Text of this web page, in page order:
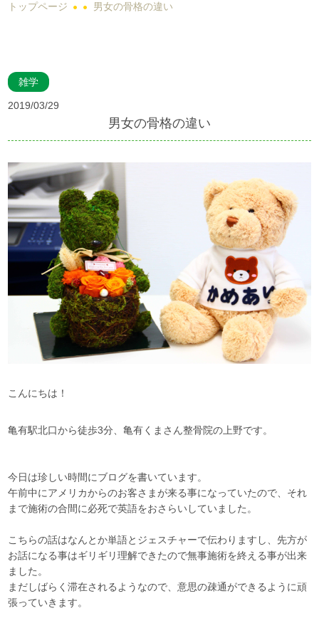
トップページ 男女の骨格の違い
雑学
2019/03/29
男女の骨格の違い
こんにちは！
亀有駅北口から徒歩3分、亀有くまさん整骨院の上野です。
今日は珍しい時間にブログを書いています。
午前中にアメリカからのお客さまが来る事になっていたので、それ
まで施術の合間に必死で英語をおさらいしていました。
こちらの話はなんとか単語とジェスチャーで伝わりますし、先方が
お話になる事はギリギリ理解できたので無事施術を終える事が出来
ました。
まだしばらく滞在されるようなので、意思の疎通ができるように頑
張っていきます。